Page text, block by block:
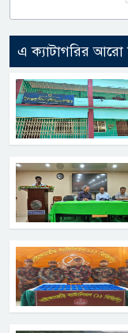
এ ক্যাটাগরির আরো